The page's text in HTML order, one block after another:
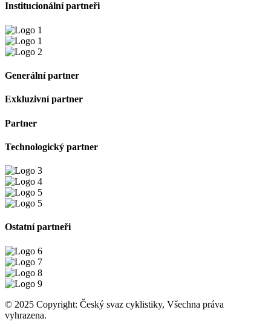
Institucionální partneři
Generální partner
Exkluzivní partner
Partner
Technologický partner
Ostatní partneři
© 2025 Copyright: Český svaz cyklistiky, Všechna práva
vyhrazena.